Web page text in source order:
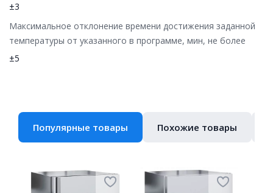
±3
Максимальное отклонение времени достижения заданной
температуры от указанного в программе, мин, не более
±5
Популярные товары Похожие товары